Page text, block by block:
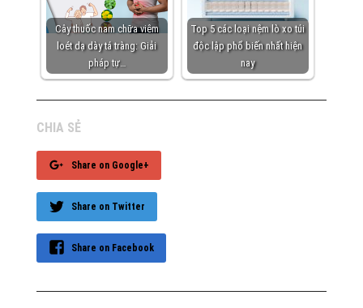
Cây thuốc nam chữa viêm
loét dạ dày tá tràng: Giải
pháp tự…
Top 5 các loại nệm lò xo túi
độc lập phổ biến nhất hiện
nay
CHIA SẺ
Share on Google+
Share on Twitter
Share on Facebook